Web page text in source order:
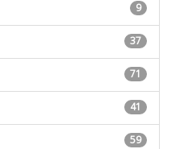
9
37
71
41
59